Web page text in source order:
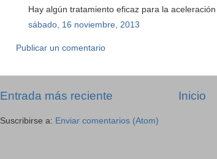
Hay algún tratamiento eficaz para la
sábado, 16 noviembre, 2013
Publicar un comentario
Entrada más reciente Inicio
Suscribirse a: Enviar comentarios (Atom)